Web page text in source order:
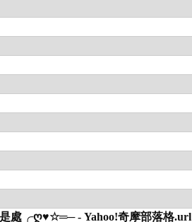
處╭ღ♥☆═─ - Yahoo!奇摩部落格.url